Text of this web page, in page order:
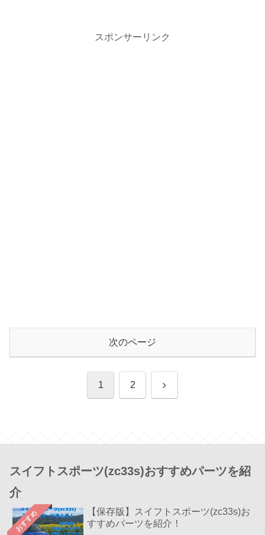
スポンサーリンク
次のページ
1 2 次
スイフトスポーツ(zc33s)おすすめパーツを紹
介
おすすめ
【保存版】スイフトスポーツ(zc33s)お
すすめパーツを紹介！